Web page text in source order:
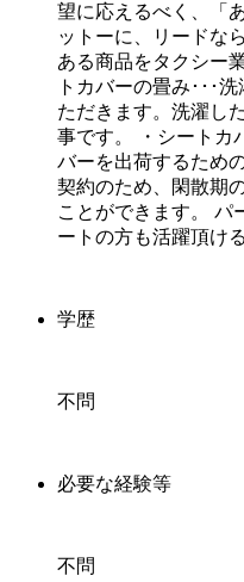
望に応えるべく、「
ットーに、リードな
ある商品をタクシー
トカバーの畳み･･･
ただきます。洗濯し
事です。 ・シートカ
バーを出荷するため
契約のため、閑散期
ことができます。 パ
ートの方も活躍頂け
学歴
不問
必要な経験等
不問